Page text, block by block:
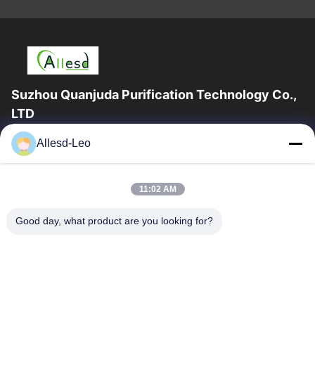
Suzhou Quanjuda Purification Technology Co.,
LTD
16 বছরের অভিজ্ঞতা, ESD এবং Cleanroom পণ্যগুলির একটি নেতৃস্থানীয়
প্রস্তুতকারক এবং রপ্তানিকারক হিসাবে, আমরা ESD এবং Cleanroom সরঞ্জাম এবং
বাড়ি
পণ্য
Allesd-Leo
11:02 AM
Good day, what product are you looking for?